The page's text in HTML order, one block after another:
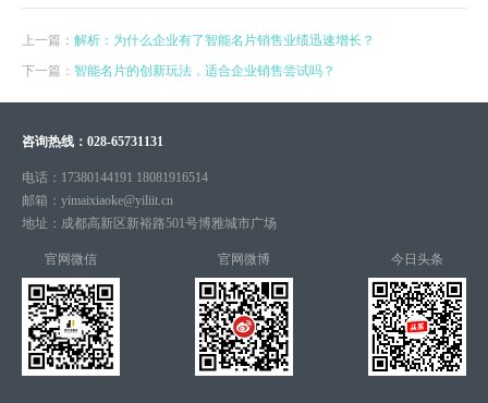
上一篇： 解析：为什么企业有了智能名片销售业绩迅速增长？
下一篇： 智能名片的创新玩法，适合企业销售尝试吗？
咨询热线： 028-65731131
电话： 17380144191 18081916514
邮箱： yimaixiaoke@yiliit.cn
地址： 成都高新区新裕路501号博雅城市广场
官网微信 官网微博 今日头条